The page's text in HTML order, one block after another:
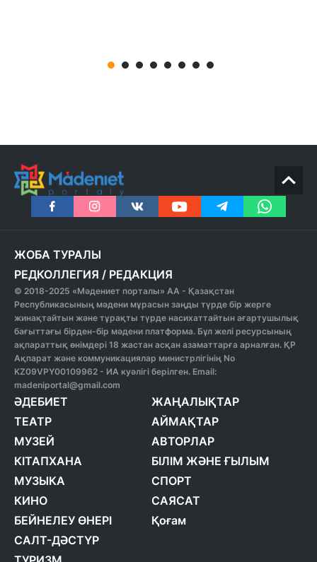
ЖОБА ТУРАЛЫ
РЕДКОЛЛЕГИЯ / РЕДАКЦИЯ
© 2018-2025 «Мәдениет порталы» АА - Қазақстан
Республикасының мәдени мұрасын заңды түрде бір жерге
жинақтайтын және тұрақты түрде насихаттайтын ағартушылық
бағыттағы бірден-бір мәдени платформа. Бұл желі ресурсының
ақпараттық өнімдері 18 жастан асқан азаматтарға арналған. ҚР
Ақпарат және коммуникациялар министрлігінің No
KZ09VPY00109962 - ИА куәлігі берілген. Email:
madeniportal@gmail.com
ӘДЕБИЕТ
ТЕАТР
МУЗЕЙ
КІТАПХАНА
МУЗЫКА
КИНО
БЕЙНЕЛЕУ ӨНЕРІ
САЛТ-ДӘСТҮР
ЖАҢАЛЫҚТАР
АЙМАҚТАР
АВТОРЛАР
БІЛІМ ЖӘНЕ ҒЫЛЫМ
СПОРТ
САЯСАТ
Қоғам